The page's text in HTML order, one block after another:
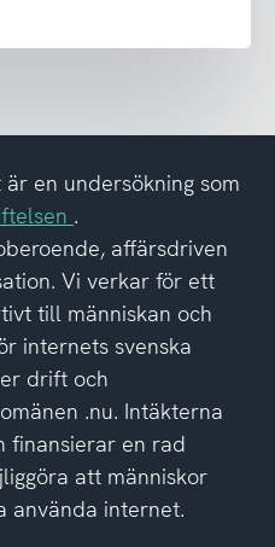
en undersökning som
.
affärsdriven
Vi verkar för ett
till människan och
internets svenska
drift och
.nu. Intäkterna
finansierar en rad
att människor
använda internet.